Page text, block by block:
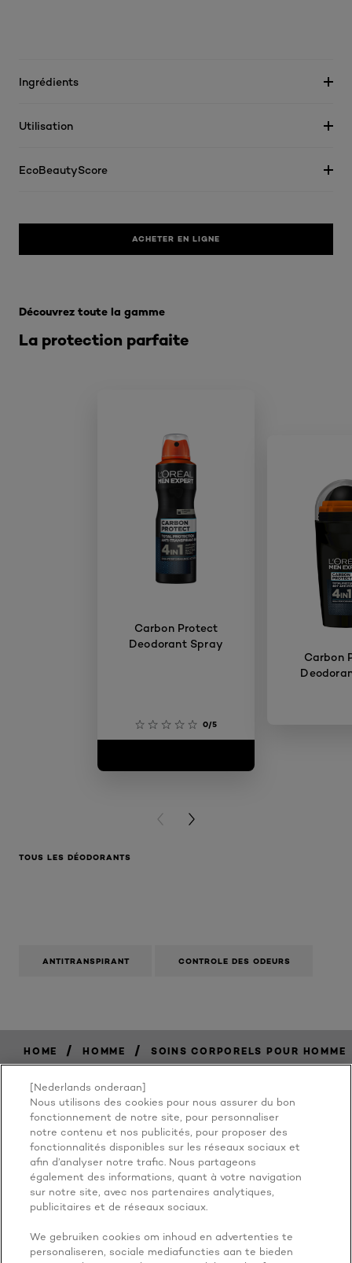
Ingrédients
Utilisation
EcoBeautyScore
ACHETER EN LIGNE
La protection parfaite
Découvrez toute la gamme
Carbon Protect
Deodorant Spray
0/5
Carbon
PREVIOUS CARD
NEXT CARD
TOUS LES DÉODORANTS
ANTITRANSPIRANT CONTROLE DES ODEURS
HOME / HOMME / SOINS CORPORELS POUR HOMME
BECAUSE
YOU'RE
WORTH IT
[Nederlands onderaan]
Nous utilisons des cookies pour nous assurer du bon
fonctionnement de notre site, pour personnaliser
notre contenu et nos publicités, pour proposer des
fonctionnalités disponibles sur les réseaux sociaux et
afin d’analyser notre trafic. Nous partageons
également des informations, quant à votre navigation
sur notre site, avec nos partenaires analytiques,
publicitaires et de réseaux sociaux.
We gebruiken cookies om inhoud en advertenties te
personaliseren, sociale mediafuncties aan te bieden